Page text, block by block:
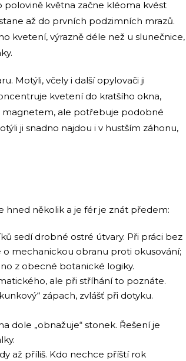
května začne kléoma kvést
až do prvních podzimních mrazů.
kvetení, výrazně déle než u slunečnice,
Motýli, včely i další opylovači ji
kvetení do kratšího okna,
magnetem, ale potřebuje podobné
ji snadno najdou i v hustším záhonu,
hned několik a je fér je znát předem:
sedí drobné ostré útvary. Při práci bez
mechanickou obranu proti okusování;
z obecné botanické logiky.
ale při stříhání to poznáte.
zápach, zvlášť při dotyku.
dole „obnažuje“ stonek. Řešení je
až příliš. Kdo nechce příští rok